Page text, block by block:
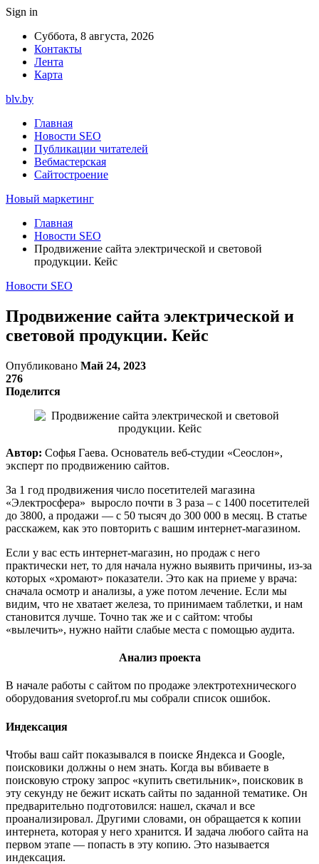
Sign in
Суббота, 8 августа, 2026
Контакты
Лента
Карта
blv.by
Главная
Новости SEO
Публикации читателей
Вебмастерская
Сайтостроение
Новый маркетинг
Главная
Новости SEO
Продвижение сайта электрической и световой
продукции. Кейс
Новости SEO
Продвижение сайта электрической и
световой продукции. Кейс
Опубликовано Май 24, 2023
276
Поделится
Автор: Софья Гаева. Основатель веб-студии «Сеослон»,
эксперт по продвижению сайтов.
За 1 год продвижения число посетителей магазина
«Электросфера» выросло почти в 3 раза – с 1400 посетителей
до 3800, а продажи — с 50 тысяч до 300 000 в месяц. В статье
расскажем, как это повторить с вашим интернет-магазином.
Если у вас есть интернет-магазин, но продаж с него
практически нет, то для начала нужно выявить причины, из-за
которых «хромают» показатели. Это как на приеме у врача:
сначала осмотр и анализы, а уже потом лечение. Если мы
видим, что не хватает железа, то принимаем таблетки, и нам
становится лучше. Точно так же и с сайтом: чтобы
«вылечить», нужно найти слабые места с помощью аудита.
Анализ проекта
В начале работы с сайтом по продаже электротехнического
оборудования svetoprof.ru мы собрали список ошибок.
Индексация
Чтобы ваш сайт показывался в поиске Яндекса и Google,
поисковики должны о нем знать. Когда вы вбиваете в
поисковую строку запрос «купить светильник», поисковик в
эту секунду не бежит искать сайты по заданной тематике. Он
предварительно подготовился: нашел, скачал и все
проанализировал. Другими словами, он обращается к копии
интернета, которая у него хранится. И задача любого сайта на
первом этапе — попасть в эту копию. Это называется
индексация.